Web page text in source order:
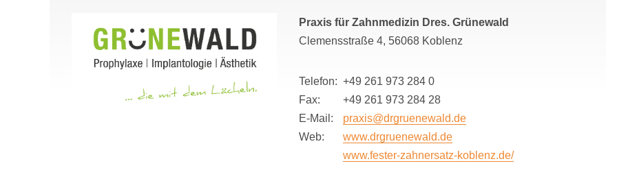
Praxis für Zahnmedizin Dres. Grünewald
Clemensstraße 4, 56068 Koblenz
Telefon: +49 261 973 284 0
Fax:
+49 261 973 284 28
E-Mail:
praxis@drgruenewald.de
Web:
www.drgruenewald.de
www.fester-zahnersatz-koblenz.de/